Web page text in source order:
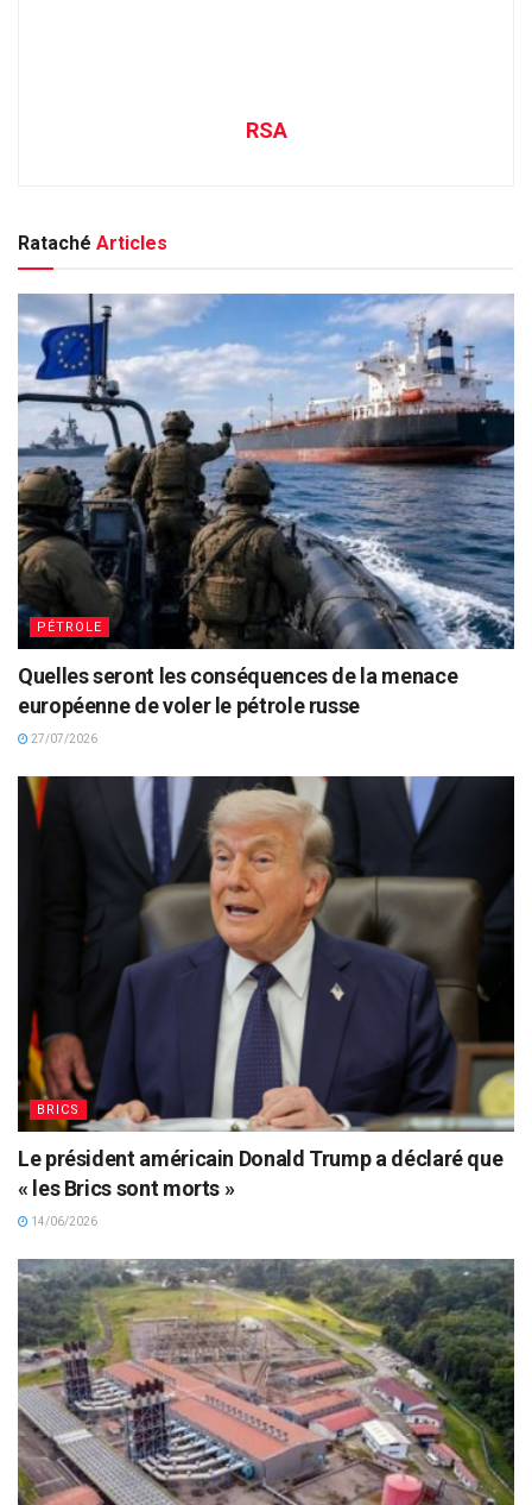
RSA
Rataché Articles
PÉTROLE
Quelles seront les conséquences de la menace
européenne de voler le pétrole russe
27/07/2026
BRICS
Le président américain Donald Trump a déclaré que
« les Brics sont morts »
14/06/2026